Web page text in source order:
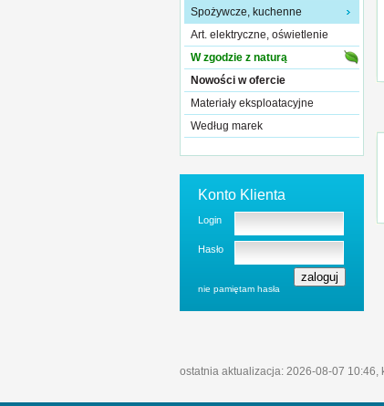
Spożywcze, kuchenne
Art. elektryczne, oświetlenie
W zgodzie z naturą
Nowości w ofercie
Materiały eksploatacyjne
Według marek
Konto Klienta
Login
Hasło
nie pamiętam hasła
ostatnia aktualizacja: 2026-08-07 10:46,